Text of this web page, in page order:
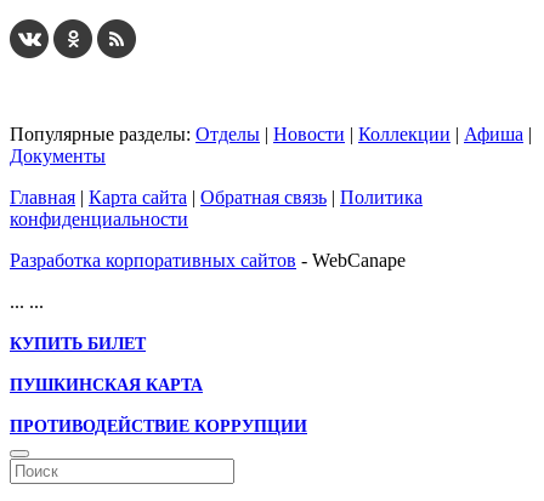
Популярные разделы: Отделы | Новости | Коллекции | Афиша |
Документы
Главная | Карта сайта | Обратная связь | Политика
конфиденциальности
Разработка корпоративных сайтов - WebCanape
... ...
КУПИТЬ БИЛЕТ
ПУШКИНСКАЯ КАРТА
ПРОТИВОДЕЙСТВИЕ КОРРУПЦИИ